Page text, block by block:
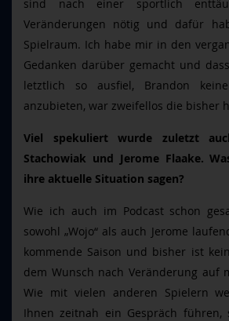
sind nach einer sportlich
Veränderungen nötig und dafür
Spielraum. Ich habe mir in den
Gedanken darüber gemacht und
letztlich so ausfiel, Brandon
anzubieten, war zweifellos die bisher
Viel spekuliert wurde zuletzt
Stachowiak und Jerome Flaake.
ihre aktuelle Situation sagen?
Wie ich auch im Podcast schon
sowohl „Wojo“ als auch Jerome
kommende Saison und bisher ist
dem Wunsch nach Veränderung auf
Wie mit vielen anderen Spielern
Ihnen zeitnah ein Gespräch führen,